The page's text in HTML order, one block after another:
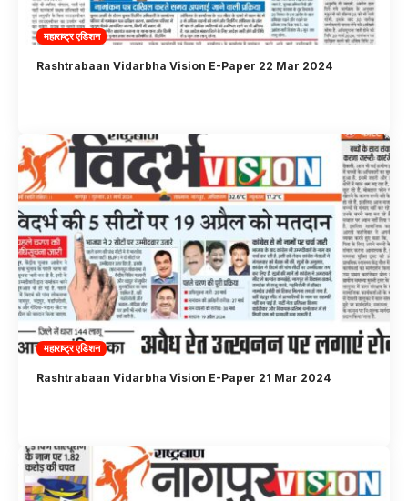
महाराष्ट्र एडिशन
Rashtrabaan Vidarbha Vision E-Paper 22 Mar 2024
महाराष्ट्र एडिशन
Rashtrabaan Vidarbha Vision E-Paper 21 Mar 2024